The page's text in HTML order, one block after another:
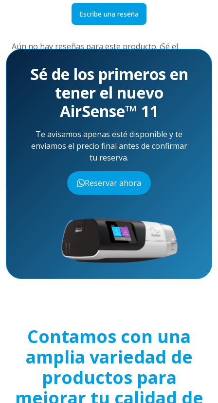
Escribe una reseña
Aún no hay reseñas para este producto. ¡Sé el
Sé de los primeros en
tener el nuevo
AirSense™ 11
Te avisamos apenas esté disponible y te
enviamos el precio final antes de confirmar
tu reserva.
Reservar ahora
Contamos con una
amplia variedad de
productos para
mejorar tu calidad de